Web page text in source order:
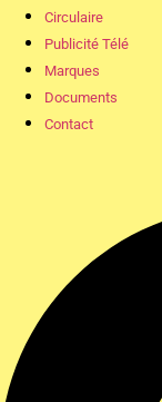
Circulaire
Publicité Télé
Marques
Documents
Contact